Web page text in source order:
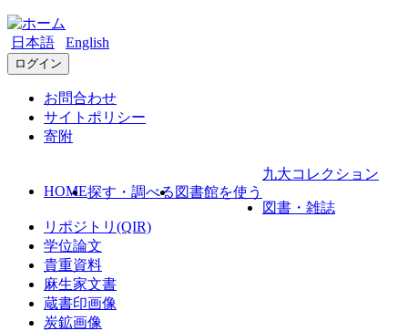
日本語 English
ログイン
お問合わせ
サイトポリシー
寄附
HOME探す・調べる 図書館を使う
九大コレクション
図書・雑誌
リポジトリ(QIR)
学位論文
貴重資料
麻生家文書
蔵書印画像
炭鉱画像